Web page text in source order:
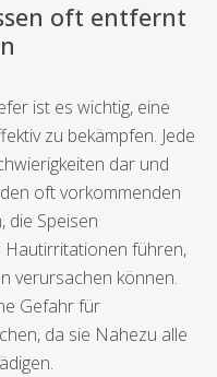
oft entfernt
ist es wichtig, eine
zu bekämpfen. Jede
dar und
oft vorkommenden
die Speisen
Hautirritationen führen,
verursachen können.
Gefahr für
da sie Nahezu alle